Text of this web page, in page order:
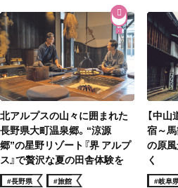
北アルプスの山々に囲まれた
長野県大町温泉郷。“涼源
郷”の星野リゾート『界 アルプ
ス』で贅沢な夏の田舎体験を
#長野県 #旅館
【中山
宿～馬
の原
く
#岐阜